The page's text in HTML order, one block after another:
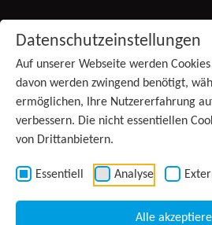
Datenschutzeinstellungen
Auf unserer Webseite werden
davon werden zwingend benötigt,
ermöglichen, Ihre Nutzererfahrung
verbessern. Die nicht essentiellen
von Drittanbietern.
Essentiell Analyse
Alle
Produkte
Services